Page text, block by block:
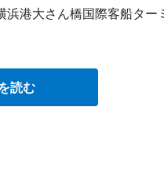
港大さん橋国際客船ター
読む